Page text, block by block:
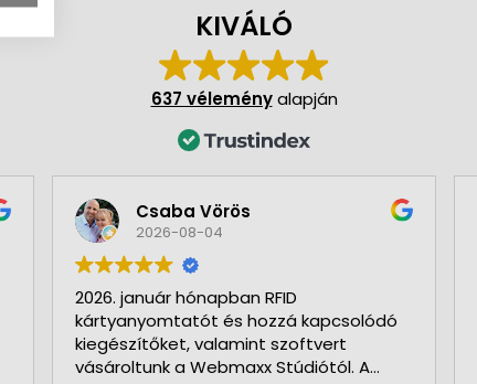
KIVÁLÓ
637 véleményalapján
Csaba Vörös
2026-08-04
2026. január hónapban RFID
kártyanyomtatót és hozzá kapcsolódó
kiegészítőket, valamint szoftvert
vásároltunk a Webmaxx Stúdiótól. A